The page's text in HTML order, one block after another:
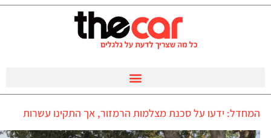
המחדל: ידעו על סכנת מצלמות הרמזור, אך התקינו עשרות